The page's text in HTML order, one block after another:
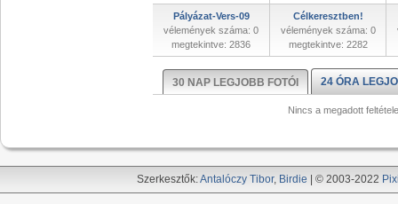
Pályázat-Vers-09
vélemények száma: 0
megtekintve: 2836
Célkeresztben!
vélemények száma: 0
megtekintve: 2282
30 NAP LEGJOBB FOTÓI 24 ÓRA
Nincs a megadott
Szerkesztők:Antalóczy Tibor, Birdie | © 2003-2022